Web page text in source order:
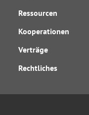
Ressourcen
Kooperationen
Verträge
Rechtliches